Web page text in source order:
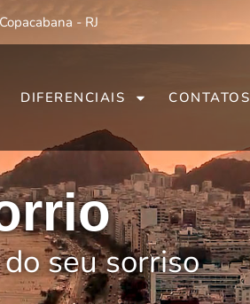
- RJ
DIFERENCIAIS CONTATOS
seu sorriso